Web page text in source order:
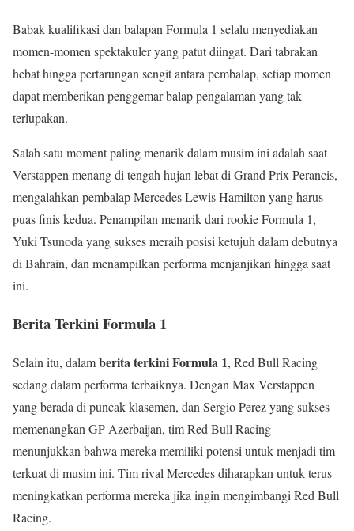
Babak kualifikasi dan balapan Formula 1 selalu menyediakan
momen-momen spektakuler yang patut diingat. Dari tabrakan
hebat hingga pertarungan sengit antara pembalap, setiap momen
dapat memberikan penggemar balap pengalaman yang tak
terlupakan.
Salah satu moment paling menarik dalam musim ini adalah saat
Verstappen menang di tengah hujan lebat di Grand Prix Perancis,
mengalahkan pembalap Mercedes Lewis Hamilton yang harus
puas finis kedua. Penampilan menarik dari rookie Formula 1,
Yuki Tsunoda yang sukses meraih posisi ketujuh dalam debutnya
di Bahrain, dan menampilkan performa menjanjikan hingga saat
ini.
Berita Terkini Formula 1
Selain itu, dalamberita terkini Formula 1, Red Bull Racing
sedang dalam performa terbaiknya. Dengan Max Verstappen
yang berada di puncak klasemen, dan Sergio Perez yang sukses
memenangkan GP Azerbaijan, tim Red Bull Racing
menunjukkan bahwa mereka memiliki potensi untuk menjadi tim
terkuat di musim ini. Tim rival Mercedes diharapkan untuk terus
meningkatkan performa mereka jika ingin mengimbangi Red Bull
Racing.